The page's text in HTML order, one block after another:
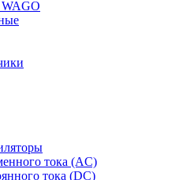
тока (AC)
тока (DC)